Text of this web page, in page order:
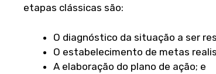
etapas clássicas são:
O diagnóstico da situação a ser
O estabelecimento de metas
A elaboração do plano de ação; e